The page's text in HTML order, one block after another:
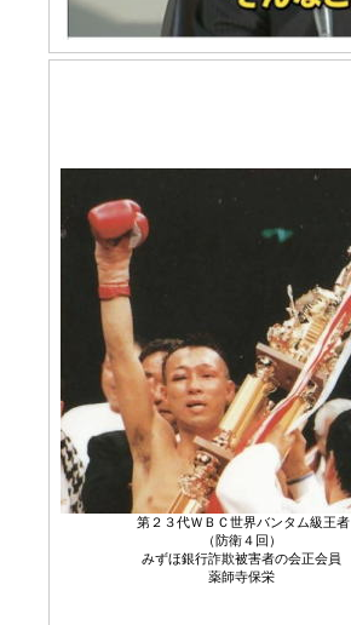
第２３代ＷＢＣ世界バンタム級王者
（防衛４回）
みずほ銀行詐欺被害者の会正会員
薬師寺保栄